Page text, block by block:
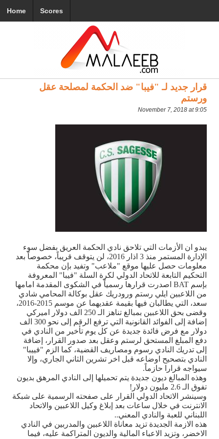
Home Scores
قرار جديد لـ "فيبا" ضد الحكمة لمصلحة عقل
ورستم
November 7, 2018 at 9:05
يبدو ان الأزمات التي تلاحق نادي الحكمة العريق بفضل سوء
الإدارة المستمر منذ 3 اذار 2016، لن يتوقف قريباً، خصوصاً بعد
معلومات حصل عليها موقع "ملاعب" وتفيد بإن محكمة
التحكيم التابعة للاتحاد الدولي لكرة السلة "فيبا" المعروفة
بإسم BAT اصدرت قرارها رسمياً في الشكوى المقدمة امامها
من اللاعبين ايلي رستم ورودريك عقل بوكالة المحامي شادي
سعد، التي يطالبان فيها بقيمة عقديهما عن موسم 2015-2016،
وقضى بحق اللاعبين بمبالغ تناهز الـ 250 الف دولار اميركي
إضافة إلى الفوائد القانونية التي ترفع الرقم إلى نحو 300 الف
دولار مع فرض فائدة جديدة عن كل يوم تأخير من النادي في
دفع المبلغ المستحق لرستم وعقل بعد صدور القرار، إضافة
إلى تدريك النادي رسوم ومصاريف القضية، كما الزم "فييبا"
النادي بتصحيح اوضاعه قبل اخر تشرين الثاني الجاري، وإلا
سيواجه قرارا حازماً.
وهذه المبالغ ديون جديدة يتم تحميلها إلى النادي المرهق بديون
تفوق الـ 2.6 مليون دولار!
وسينشر الاتحاد الدولي القرار على صفحته الرسمية على شبكة
الانترنت في خلال ساعات بعد إبلاغ وكيل اللاعبين والاتحاد
اللبناني للعبة والنادي المعني..
هذه الازمة الجديدة تزيد معاناة اللاعبين والمدربين في النادي
الاخضر، وتزيد الاعباء المالية والديون المتراكمة عليه، فيما